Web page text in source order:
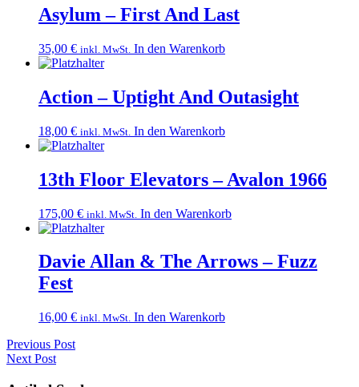
Asylum – First And Last
35,00 € inkl. MwSt. In den Warenkorb
Action – Uptight And Outasight
18,00 € inkl. MwSt. In den Warenkorb
13th Floor Elevators – Avalon 1966
175,00 € inkl. MwSt. In den Warenkorb
Davie Allan & The Arrows – Fuzz
Fest
16,00 € inkl. MwSt. In den Warenkorb
Post
navigation
Previous Post
Previous
Next Post